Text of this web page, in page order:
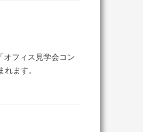
オフィス見学会コン
ます。